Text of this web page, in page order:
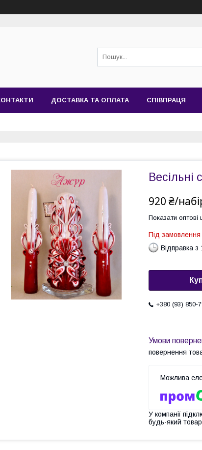
ДОСТАВКА ТА ОПЛАТА СПІВПРАЦЯ
Весільні
920 ₴/
Показати оптові
Під замовлення
Відправка з
+380 (93) 850-
повернення
У компанії
будь-який